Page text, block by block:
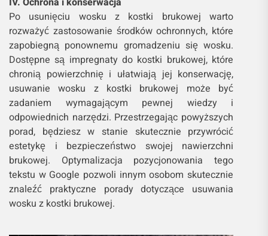
Po usunięciu wosku z kostki brukowej warto
rozważyć zastosowanie środków ochronnych, które
zapobiegną ponownemu gromadzeniu się wosku.
Dostępne są impregnaty do kostki brukowej, które
chronią powierzchnię i ułatwiają jej konserwację,
usuwanie wosku z kostki brukowej może być
zadaniem wymagającym pewnej wiedzy i
odpowiednich narzędzi. Przestrzegając powyższych
porad, będziesz w stanie skutecznie przywrócić
estetykę i bezpieczeństwo swojej nawierzchni
brukowej. Optymalizacja pozycjonowania tego
tekstu w Google pozwoli innym osobom skutecznie
znaleźć praktyczne porady dotyczące usuwania
wosku z kostki brukowej.